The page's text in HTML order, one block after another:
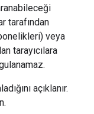
tarafından
veya
tarayıcılara
açıklanır.